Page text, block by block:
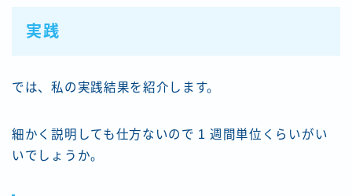
実践
では、私の実践結果を紹介します。
細かく説明しても仕方ないので 1 週間単位くらいがい
いでしょうか。